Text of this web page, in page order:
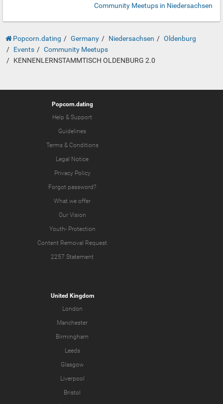
Community Meetups in Niedersachsen
Popcorn.dating Germany Niedersachsen
Oldenburg
Events
Community Meetups
KENNENLERNSTAMMTISCH OLDENBURG 2.0
Popcorn.dating
Help & Support
Guidelines
Terms & Conditions
Legal Notice
Privacy Policy
Forgot password?
What we offer
Our Vision
Youth- Protection
Content Removal Request
2257 Statement
United Kingdom
London
Manchester
Birmingham
Leeds
Glasgow
Liverpool
Bristol